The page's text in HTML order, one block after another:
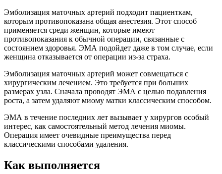
Эмболизация маточных артерий подходит пациенткам,
которым противопоказана общая анестезия. Этот способ
применяется среди женщин, которые имеют
противопоказания к обычной операции, связанные с
состоянием здоровья. ЭМА подойдет даже в том случае, если
женщина отказывается от операции из-за страха.
Эмболизация маточных артерий может совмещаться с
хирургическим лечением. Это требуется при больших
размерах узла. Сначала проводят ЭМА с целью подавления
роста, а затем удаляют миому матки классическим способом.
ЭМА в течение последних лет вызывает у хирургов особый
интерес, как самостоятельный метод лечения миомы.
Операция имеет очевидные преимущества перед
классическими способами удаления.
Как выполняется